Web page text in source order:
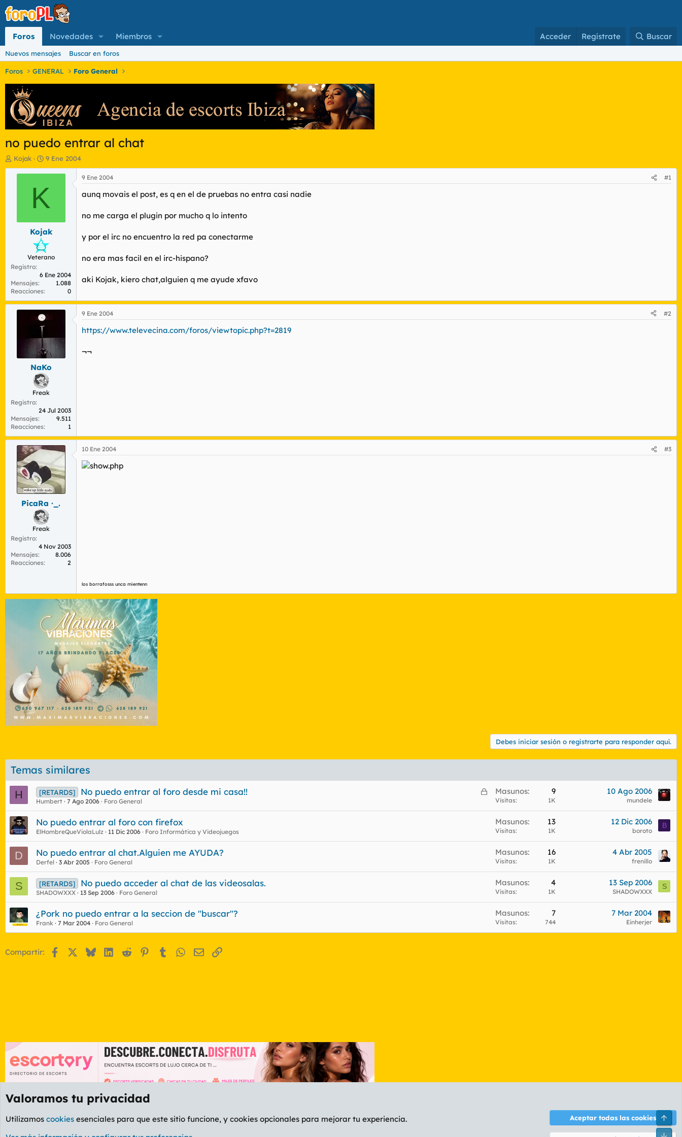
Foros Novedades Miembros Acceder Regístrate Buscar
Nuevos mensajes Buscar en foros
Foros GENERAL Foro General
no puedo entrar al chat
I
n
o
t
m
a
Kojak
F
e
c
a
d
i
n
c
i
9 Ene 2004
K
Kojak
Veterano
Registro
6 Ene 2004
Mensajes
1.088
Reacciones
0
9 Ene 2004 #1
aunq movais el post, es q en el de pruebas no entra casi nadie
no me carga el plugin por mucho q lo intento
y por el irc no encuentro la red pa conectarme
no era mas facil en el irc-hispano?
aki Kojak, kiero chat,alguien q me ayude xfavo
NaKo
Freak
Registro
24 Jul 2003
Mensajes
9.511
Reacciones
1
9 Ene 2004 #2
https://www.televecina.com/foros/viewtopic.php?t=2819
¬¬
PicaRa ·_.
Freak
Registro
4 Nov 2003
Mensajes
8.006
Reacciones
2
10 Ene 2004 #3
los borrafosss unca mientenn
Debes iniciar sesión o registrarte para responder aquí.
Temas similares
H
C
r
d
[RETARDS] No puedo entrar al foro desde mi casa!!
Humbert 7 Ago 2006 Foro General
Masunos 9
Visitas 1K
10 Ago 2006
mundele
No puedo entrar al foro con firefox
ElHombreQueViolaLulz 11 Dic 2006 Foro Informática y Videojuegos
Masunos 13
Visitas 1K
12 Dic 2006
boroto
B
D No puedo entrar al chat.Alguien me AYUDA?
Derfel 3 Abr 2005 Foro General
Masunos 16
Visitas 1K
4 Abr 2005
frenillo
S [RETARDS] No puedo acceder al chat de las videosalas.
SHADOWXXX 13 Sep 2006 Foro General
Masunos 4
Visitas 1K
13 Sep 2006
SHADOWXXX
S
¿Pork no puedo entrar a la seccion de "buscar"?
Frank 7 Mar 2004 Foro General
Masunos 7
Visitas 744
7 Mar 2004
Einherjer
Compartir: FacebookBlueskyLinkedIn
Reddit Pinterest
Tumblr WhatsApp
EmailEnlace
Foro General
Ayuda
Valoramos tu privacidad
Utilizamos cookies esenciales para que este sitio funcione, y cookies opcionales para mejorar tu experiencia.
Aceptar todas las cookies
Pie